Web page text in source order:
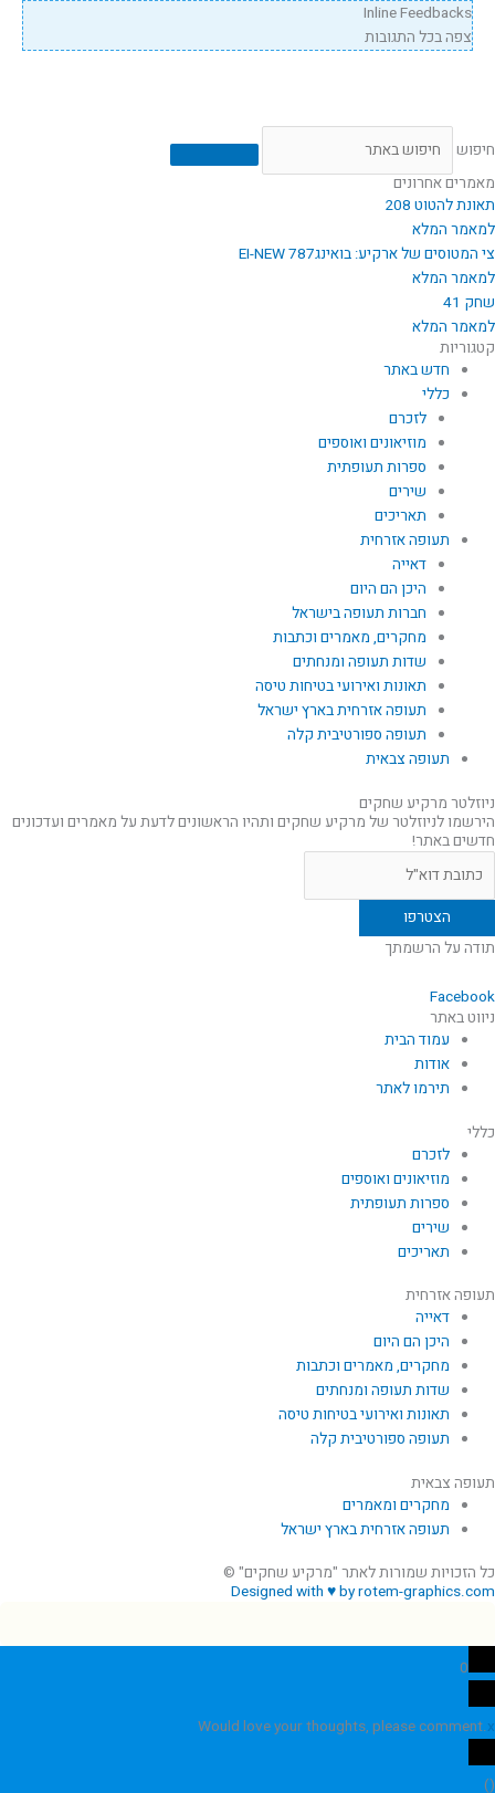
Inline Feedbacks
צפה בכל התגובות
חיפוש
מאמרים אחרונים
תאונת להטוט 208
למאמר המלא
צי המטוסים של ארקיע: בואינג787 EI-NEW
למאמר המלא
שחק 41
למאמר המלא
קטגוריות
חדש באתר
כללי
לזכרם
מוזיאונים ואוספים
ספרות תעופתית
שירים
תאריכים
תעופה אזרחית
דאייה
היכן הם היום
חברות תעופה בישראל
מחקרים, מאמרים וכתבות
שדות תעופה ומנחתים
תאונות ואירועי בטיחות טיסה
תעופה אזרחית בארץ ישראל
תעופה ספורטיבית קלה
תעופה צבאית
ניוזלטר מרקיע שחקים
הירשמו לניוזלטר של מרקיע שחקים ותהיו הראשונים לדעת על מאמרים ועדכונים
חדשים באתר!
תודה על הרשמתך
Facebook
ניווט באתר
עמוד הבית
אודות
תירמו לאתר
כללי
לזכרם
מוזיאונים ואוספים
ספרות תעופתית
שירים
תאריכים
תעופה אזרחית
דאייה
היכן הם היום
מחקרים, מאמרים וכתבות
שדות תעופה ומנחתים
תאונות ואירועי בטיחות טיסה
תעופה ספורטיבית קלה
תעופה צבאית
מחקרים ומאמרים
תעופה אזרחית בארץ ישראל
כל הזכויות שמורות לאתר "מרקיע שחקים" ©
Designed with ♥ by rotem-graphics.com
0
Would love your thoughts, please comment.x
(
)